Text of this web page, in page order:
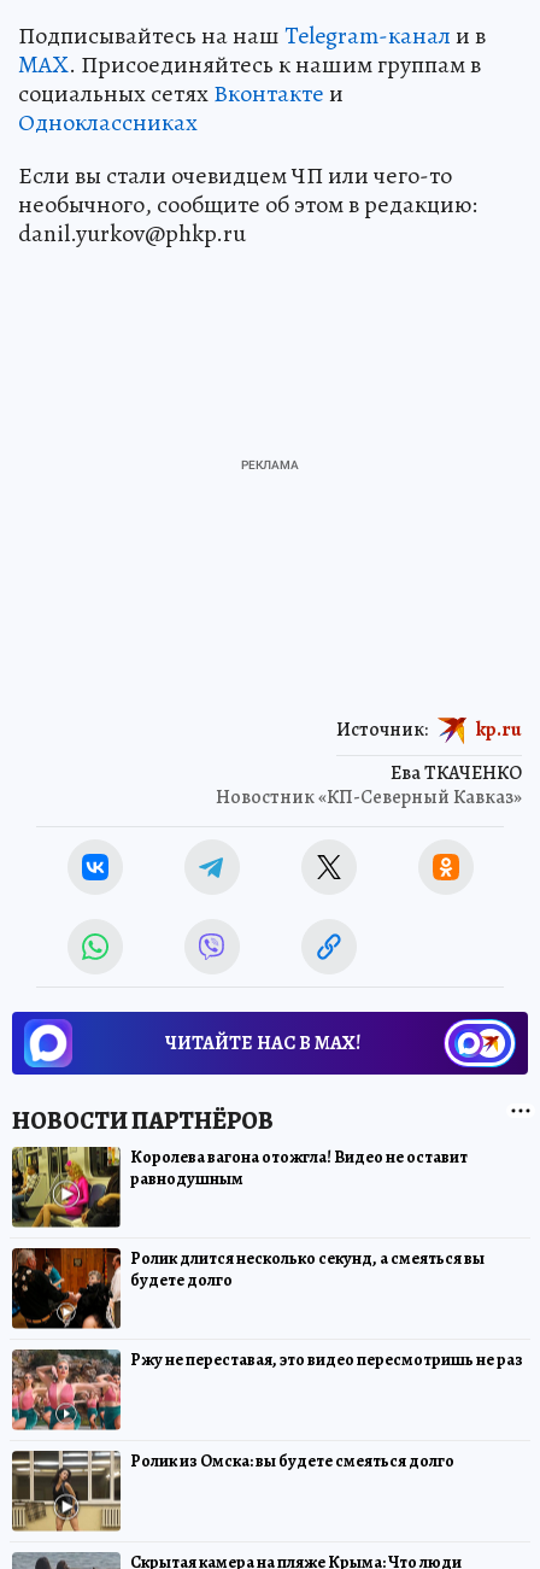
Подписывайтесь на нашTelegram-канали в
MAX. Присоединяйтесь к нашим группам в
социальных сетяхВконтактеи
Одноклассниках
Если вы стали очевидцем ЧП или чего-то
необычного, сообщите об этом в редакцию:
danil.yurkov@phkp.ru
Ева ТКАЧЕНКО
Новостник «КП-Северный Кавказ»
Источник: kp.ru
ЧИТАЙТЕ НАС В МАХ!
Королева вагона отожгла! Видео не оставит
равнодушным
Ролик длится несколько секунд, а смеяться вы
будете долго
Ржу не переставая, это видео пересмотришь не раз
Ролик из Омска: вы будете смеяться долго
Скрытая камера на пляже Крыма: Что люди